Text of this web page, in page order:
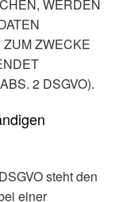
WERDEN
ZWECKE
2 DSGVO).
steht den
einer